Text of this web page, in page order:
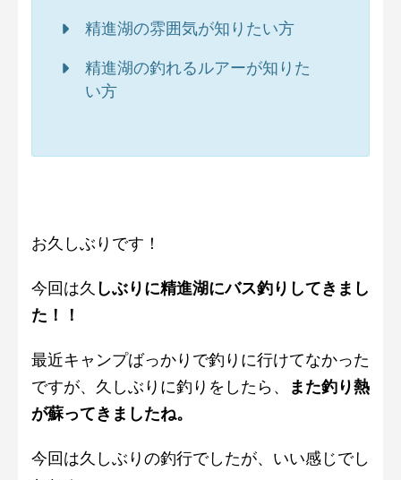
精進湖の雰囲気が知りたい方
精進湖の釣れるルアーが知りた
い方
お久しぶりです！
今回は久 しぶりに精進湖にバス釣りしてきまし
た！！
最近キャンプばっかりで釣りに行けてなかった
ですが、久しぶりに釣りをしたら、
また釣り熱
が蘇ってきましたね。
今回は久しぶりの釣行でしたが、いい感じでし